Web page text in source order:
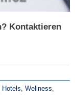
Kontaktieren
Hotels, Wellness,